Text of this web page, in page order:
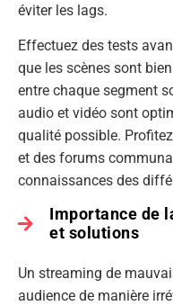
éviter les lags.
Effectuez des tests
que les scènes sont
entre chaque segment
audio et vidéo sont
qualité possible.
et des forums
connaissances des
Importance de
et solutions
Un streaming de
audience de manière